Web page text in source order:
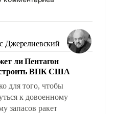
традиционное
и твердым под
судьбы, брать на себя
помогать
идти вперед и
Джерелиевский
ли Пентагон
ВПК США
для того, чтобы
к довоенному
запасов ракет